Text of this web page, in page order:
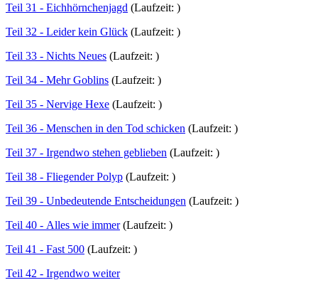
Teil 31 - Eichhörnchenjagd (Laufzeit: )
Teil 32 - Leider kein Glück (Laufzeit: )
Teil 33 - Nichts Neues (Laufzeit: )
Teil 34 - Mehr Goblins (Laufzeit: )
Teil 35 - Nervige Hexe (Laufzeit: )
Teil 36 - Menschen in den Tod schicken (Laufzeit: )
Teil 37 - Irgendwo stehen geblieben (Laufzeit: )
Teil 38 - Fliegender Polyp (Laufzeit: )
Teil 39 - Unbedeutende Entscheidungen (Laufzeit: )
Teil 40 - Alles wie immer(Laufzeit: )
Teil 41 - Fast 500 (Laufzeit: )
Teil 42 - Irgendwo weiter